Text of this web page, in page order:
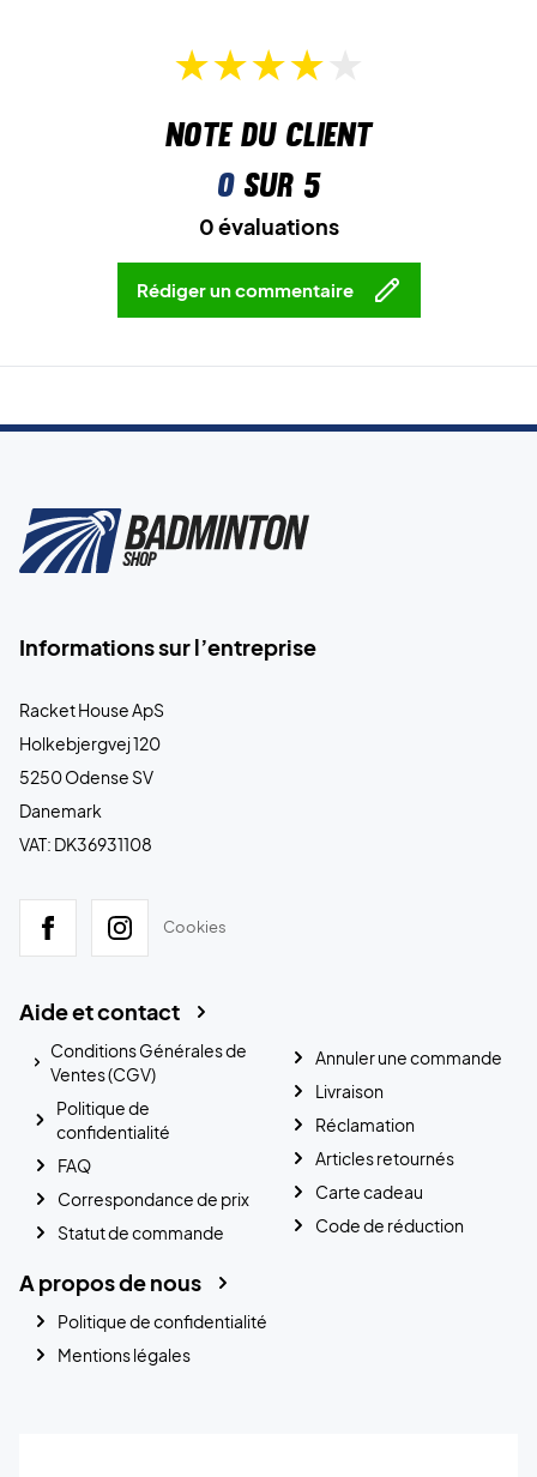
Note du client
0sur 5
0 évaluations
Rédiger un commentaire
Informations sur l’entreprise
Racket House ApS
Holkebjergvej 120
5250 Odense SV
Danemark
VAT: DK36931108
Cookies
Aide et contact
Conditions Générales de
Ventes (CGV)
Politique de
confidentialité
FAQ
Correspondance de prix
Statut de commande
Annuler une commande
Livraison
Réclamation
Articles retournés
Carte cadeau
Code de réduction
A propos de nous
Politique de confidentialité
Mentions légales